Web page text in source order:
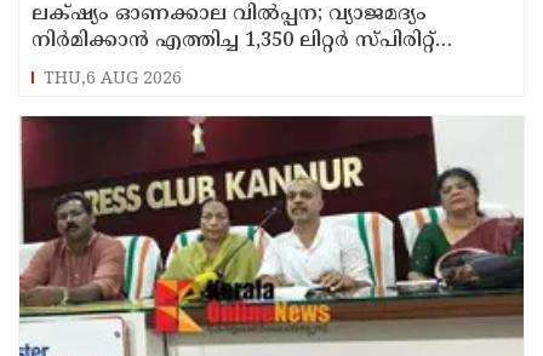
ലക്‌ഷ്യം ഓണക്കാല വിൽപ്പന; വ്യാജമദ്യം
നിർമിക്കാൻ എത്തിച്ച 1,350 ലിറ്റർ സ്പിരിറ്റ്
പിടികൂടി; രണ്ട് പേർ അറസ്റ്റിൽ
THU,6 AUG 2026